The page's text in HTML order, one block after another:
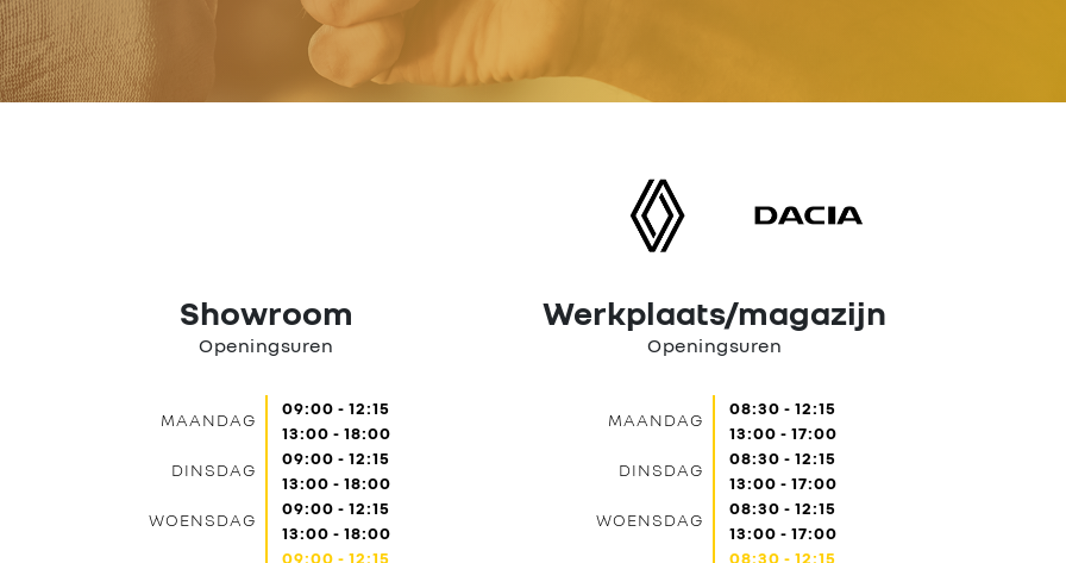
Nieuws
Contact
Showroom
Openingsuren
MAANDAG
09:00 - 12:15
13:00 - 18:00
DINSDAG
09:00 - 12:15
13:00 - 18:00
WOENSDAG
09:00 - 12:15
13:00 - 18:00
09:00 - 12:15
Werkplaats/magazijn
Openingsuren
MAANDAG
08:30 - 12:15
13:00 - 17:00
DINSDAG
08:30 - 12:15
13:00 - 17:00
WOENSDAG
08:30 - 12:15
13:00 - 17:00
08:30 - 12:15